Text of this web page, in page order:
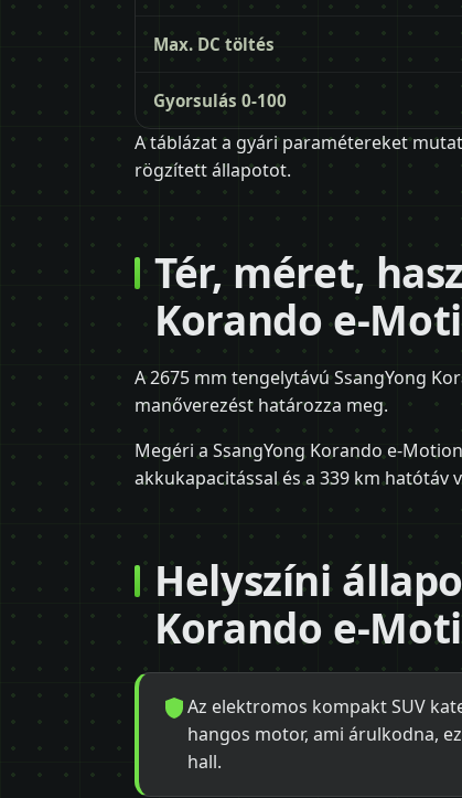
Max. DC töltés
Gyorsulás 0-100
A táblázat a gyári paramétereket
rögzített állapotot.
Tér, méret,
Korando e-
A 2675 mm tengelytávú SsangYong
manőverezést határozza meg.
Megéri a SsangYong Korando e-
akkukapacitással és a 339 km hatótáv
Helyszíni
Korando e-
Az elektromos kompakt SUV
hangos motor, ami árulkodna,
hall.